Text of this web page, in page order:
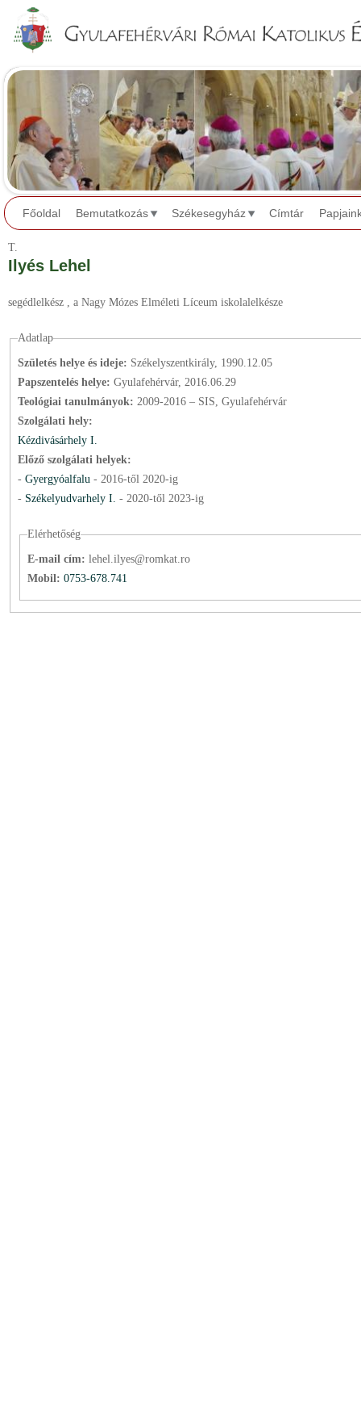
Főoldal Bemutatkozás Székesegyház Címtár
T.
Ilyés Lehel
segédlelkész , a Nagy Mózes Elméleti Líceum iskolalelkésze
Adatlap
Születés helye és ideje: Székelyszentkirály, 1990.12.05
Papszentelés helye: Gyulafehérvár, 2016.06.29
Teológiai tanulmányok: 2009-2016 – SIS, Gyulafehérvár
Szolgálati hely:
Kézdivásárhely I.
Előző szolgálati helyek:
- Gyergyóalfalu - 2016-től 2020-ig
- Székelyudvarhely I. - 2020-től 2023-ig
Elérhetőség
E-mail cím: lehel.ilyes@romkat.ro
Mobil: 0753-678.741